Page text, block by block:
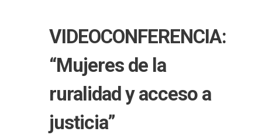
VIDEOCONFERENCIA:
“Mujeres de la
ruralidad y acceso a
justicia”